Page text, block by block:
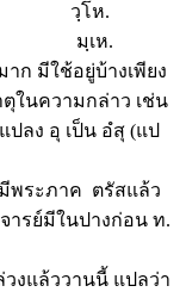
วฺโห.
เห.
ก มีใช้อยู่บ้างเพียง
ในความกล่าว เช่น
ปลง อุ เป็น อํสุ (แป
ระภาค ตรัสแล้ว
ย์มีในปางก่อน ท.
งแล้ววานนี้ แปลว่า